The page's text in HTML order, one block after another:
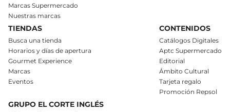
Marcas Supermercado
Nuestras marcas
TIENDAS
Busca una tienda
Horarios y días de apertura
Gourmet Experience
Marcas
Eventos
CONTENIDOS
Catálogos Digitales
Aptc Supermercado
Editorial
Ámbito Cultural
Tarjeta regalo
Promoción Repsol
GRUPO EL CORTE INGLÉS